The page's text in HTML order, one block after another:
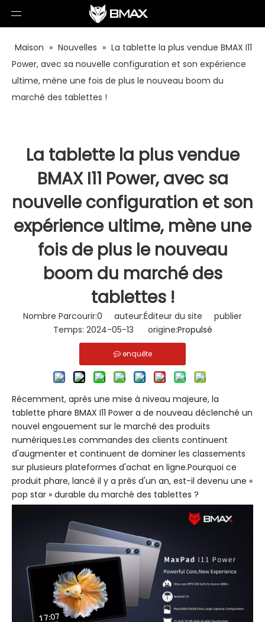
Maison » Nouvelles » La tablette la plus vendue BMAX I11
Power, avec sa nouvelle configuration et son expérience
ultime, mène une fois de plus le nouveau boom du
marché des tablettes !
La tablette la plus vendue
BMAX I11 Power, avec sa
nouvelle configuration et son
expérience ultime, mène une
fois de plus le nouveau
boom du marché des
tablettes !
Nombre Parcourir:0 auteur:Éditeur du site publier
Temps: 2024-05-13 origine:Propulsé
enquête
Récemment, après une mise à niveau majeure, la
tablette phare BMAX I11 Power a de nouveau déclenché un
nouvel engouement sur le marché des produits
numériques.Les commandes des clients continuent
d'augmenter et continuent de dominer les classements
sur plusieurs plateformes d'achat en ligne.Pourquoi ce
produit phare, lancé il y a près d'un an, est-il devenu une «
pop star » durable du marché des tablettes ?